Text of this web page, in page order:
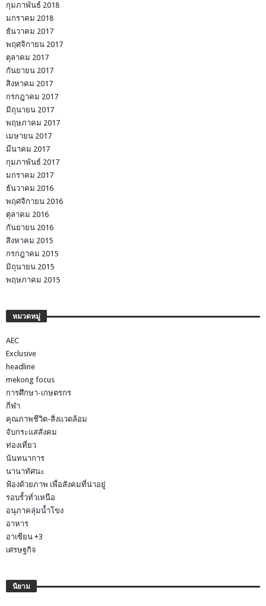
กุมภาพันธ์ 2018
มกราคม 2018
ธันวาคม 2017
พฤศจิกายน 2017
ตุลาคม 2017
กันยายน 2017
สิงหาคม 2017
กรกฎาคม 2017
มิถุนายน 2017
พฤษภาคม 2017
เมษายน 2017
มีนาคม 2017
กุมภาพันธ์ 2017
มกราคม 2017
ธันวาคม 2016
พฤศจิกายน 2016
ตุลาคม 2016
กันยายน 2016
สิงหาคม 2015
กรกฎาคม 2015
มิถุนายน 2015
พฤษภาคม 2015
หมวดหมู่
AEC
Exclusive
headline
mekong focus
การศึกษา-เกษตรกร
กีฬา
คุณภาพชีวิต-สิ่งแวดล้อม
จับกระแสสังคม
ท่องเที่ยว
นันทนาการ
นานาทัศนะ
ฟ้องด้วยภาพ เพื่อสังคมที่น่าอยู่
รอบรั้วทั่วเหนือ
อนุภาคลุ่มน้ำโขง
อาหาร
อาเซียน +3
เศรษฐกิจ
นิยาม